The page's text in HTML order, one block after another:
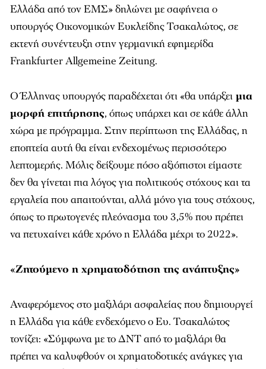
Ελλάδα από τον ΕΜΣ» δηλώνει με σαφήνεια ο
υπουργός Οικονομικών Ευκλείδης Τσακαλώτος, σε
εκτενή συνέντευξη στην γερμανική εφημερίδα
Frankfurter Allgemeine Zeitung.
Ο Έλληνας υπουργός παραδέχεται ότι «θα υπάρξει μια
μορφή επιτήρησης, όπως υπάρχει και σε κάθε άλλη
χώρα με πρόγραμμα. Στην περίπτωση της Ελλάδας, η
εποπτεία αυτή θα είναι ενδεχομένως περισσότερο
λεπτομερής. Μόλις δείξουμε πόσο αξιόπιστοι είμαστε
δεν θα γίνεται πια λόγος για πολιτικούς στόχους και τα
εργαλεία που απαιτούνται, αλλά μόνο για τους στόχους,
όπως το πρωτογενές πλεόνασμα του 3,5% που πρέπει
να πετυχαίνει κάθε χρόνο η Ελλάδα μέχρι το 2022».
«Ζητούμενο η χρηματοδότηση της ανάπτυξης»
Αναφερόμενος στο μαξιλάρι ασφαλείας που δημιουργεί
η Ελλάδα για κάθε ενδεχόμενο ο Ευ. Τσακαλώτος
τονίζει: «Σύμφωνα με το ΔΝΤ από το μαξιλάρι θα
πρέπει να καλυφθούν οι χρηματοδοτικές ανάγκες για